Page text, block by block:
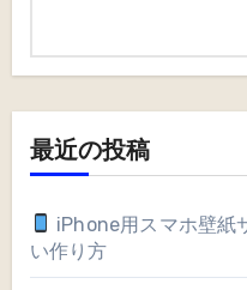
最近の投稿
iPhone用スマホ壁紙
い作り方